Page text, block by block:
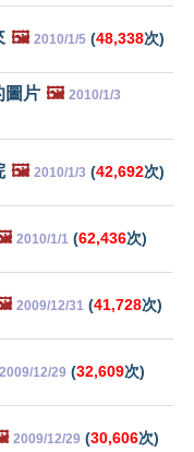
🖼️ 2010/1/5 (48,338次)
圖片 🖼️ 2010/1/3
🖼️ 2010/1/3 (42,692次)
2010/1/1 (62,436次)
2009/12/31 (41,728次)
2009/12/29 (32,609次)
2009/12/29 (30,606次)